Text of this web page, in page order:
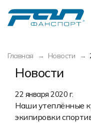
Главная Новости
Новости
22 января 2020 г.
Наши утеплённые
экипировки
Футбол
Баскетбол
Волейбол
Новости
Наши награды
Сертификаты
Разработка
Услуги по пошиву
Экипировка
Разработка
Требования к
Технологии